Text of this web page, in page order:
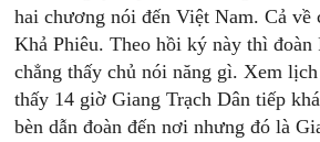
hai chương nói đến Việt Nam. Cả về
Khả Phiêu. Theo hồi ký này thì đoàn
chẳng thấy chủ nói năng gì. Xem
thấy 14 giờ Giang Trạch Dân tiếp
bèn dẫn đoàn đến nơi nhưng đó là